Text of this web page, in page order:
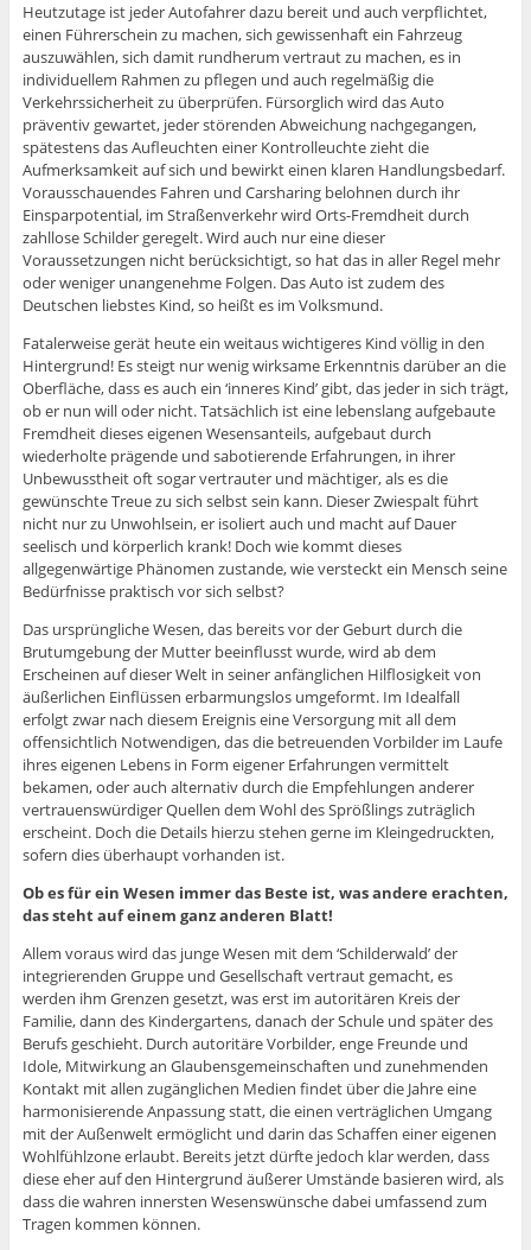
Heutzutage ist jeder Autofahrer dazu bereit und auch verpflichtet,
einen Führerschein zu machen, sich gewissenhaft ein Fahrzeug
auszuwählen, sich damit rundherum vertraut zu machen, es in
individuellem Rahmen zu pflegen und auch regelmäßig die
Verkehrssicherheit zu überprüfen. Fürsorglich wird das Auto
präventiv gewartet, jeder störenden Abweichung nachgegangen,
spätestens das Aufleuchten einer Kontrolleuchte zieht die
Aufmerksamkeit auf sich und bewirkt einen klaren Handlungsbedarf.
Vorausschauendes Fahren und Carsharing belohnen durch ihr
Einsparpotential, im Straßenverkehr wird Orts-Fremdheit durch
zahllose Schilder geregelt. Wird auch nur eine dieser
Voraussetzungen nicht berücksichtigt, so hat das in aller Regel mehr
oder weniger unangenehme Folgen. Das Auto ist zudem des
Deutschen liebstes Kind, so heißt es im Volksmund.
Fatalerweise gerät heute ein weitaus wichtigeres Kind völlig in den
Hintergrund! Es steigt nur wenig wirksame Erkenntnis darüber an die
Oberfläche, dass es auch ein ‘inneres Kind’ gibt, das jeder in sich trägt,
ob er nun will oder nicht. Tatsächlich ist eine lebenslang aufgebaute
Fremdheit dieses eigenen Wesensanteils, aufgebaut durch
wiederholte prägende und sabotierende Erfahrungen, in ihrer
Unbewusstheit oft sogar vertrauter und mächtiger, als es die
gewünschte Treue zu sich selbst sein kann. Dieser Zwiespalt führt
nicht nur zu Unwohlsein, er isoliert auch und macht auf Dauer
seelisch und körperlich krank! Doch wie kommt dieses
allgegenwärtige Phänomen zustande, wie versteckt ein Mensch seine
Bedürfnisse praktisch vor sich selbst?
Das ursprüngliche Wesen, das bereits vor der Geburt durch die
Brutumgebung der Mutter beeinflusst wurde, wird ab dem
Erscheinen auf dieser Welt in seiner anfänglichen Hilflosigkeit von
äußerlichen Einflüssen erbarmungslos umgeformt. Im Idealfall
erfolgt zwar nach diesem Ereignis eine Versorgung mit all dem
offensichtlich Notwendigen, das die betreuenden Vorbilder im Laufe
ihres eigenen Lebens in Form eigener Erfahrungen vermittelt
bekamen, oder auch alternativ durch die Empfehlungen anderer
vertrauenswürdiger Quellen dem Wohl des Sprößlings zuträglich
erscheint. Doch die Details hierzu stehen gerne im Kleingedruckten,
sofern dies überhaupt vorhanden ist.
Ob es für ein Wesen immer das Beste ist, was andere erachten,
das steht auf einem ganz anderen Blatt!
Allem voraus wird das junge Wesen mit dem ‘Schilderwald’ der
integrierenden Gruppe und Gesellschaft vertraut gemacht, es
werden ihm Grenzen gesetzt, was erst im autoritären Kreis der
Familie, dann des Kindergartens, danach der Schule und später des
Berufs geschieht. Durch autoritäre Vorbilder, enge Freunde und
Idole, Mitwirkung an Glaubensgemeinschaften und zunehmenden
Kontakt mit allen zugänglichen Medien findet über die Jahre eine
harmonisierende Anpassung statt, die einen verträglichen Umgang
mit der Außenwelt ermöglicht und darin das Schaffen einer eigenen
Wohlfühlzone erlaubt. Bereits jetzt dürfte jedoch klar werden, dass
diese eher auf den Hintergrund äußerer Umstände basieren wird, als
dass die wahren innersten Wesenswünsche dabei umfassend zum
Tragen kommen können.